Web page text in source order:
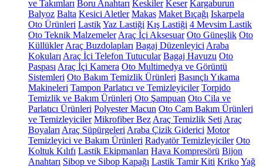
ve Takımları Boru Anahtarı Keskiler Keser Kargaburun
Balyoz Balta Kesici Aletler Makas Maket Bıçağı Iskarpela
Oto Ürünleri LastikYaz Lastiği Kış Lastiği 4 Mevsim Lastik
Oto Teknik Malzemeler Araç İçi Aksesuar Oto Güneşlik Oto
Küllükler Araç Buzdolapları Bagaj Düzenleyici Araba
Kokuları Araç İçi Telefon Tutucular Bagaj Havuzu Oto
Paspası Araç İçi Kamera Oto Multimedya ve Görüntü
Sistemleri Oto Bakım Temizlik Ürünleri Basınçlı Yıkama
Makineleri Tampon Parlatıcı ve Temizleyiciler Torpido
Temizlik ve Bakım Ürünleri Oto Şampuan Oto Cila ve
Parlatıcı Ürünleri Polyester Macun Oto Cam Bakım Ürünleri
ve Temizleyiciler Mikrofiber Bez Araç Temizlik Seti Araç
Boyaları Araç Süpürgeleri Araba Çizik Giderici Motor
Temizleyici ve Bakım Ürünleri Radyatör Temizleyiciler Oto
Koltuk Kılıfı Lastik Ekipmanları Hava Kompresörü Bijon
Anahtarı Sibop ve Sibop Kapağı Lastik Tamir Kiti KrikoYağ